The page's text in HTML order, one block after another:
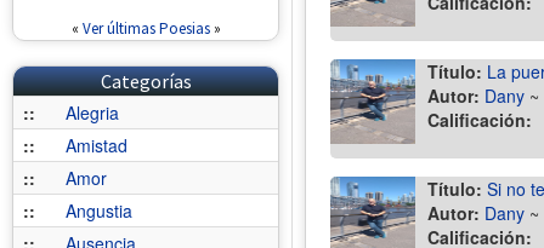
« Ver últimas Poesias»
Categorías
::
Alegria
::
Amistad
::
Amor
::
Angustia
::
Ausencia
Título: La
Autor: Dany ~
Calificación:
Título: Si no
Autor: Dany ~
Calificación: